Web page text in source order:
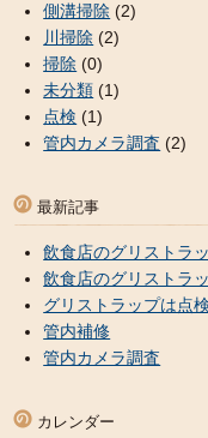
側溝掃除 (2)
川掃除 (2)
掃除 (0)
未分類 (1)
点検 (1)
管内カメラ調査 (2)
最新記事
飲食店のグリストラ
飲食店のグリストラ
グリストラップは点
管内補修
管内カメラ調査
カレンダー